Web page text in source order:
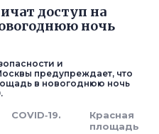
доступ на
ночь
и
предупреждает, что
в новогоднюю ночь
COVID‑19.
Красная
площадь